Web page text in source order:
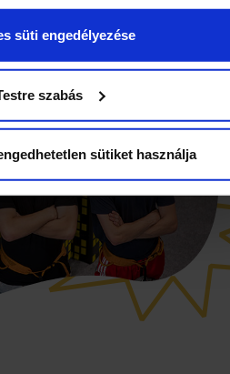
süti engedélyezése
szabás
sütiket használja